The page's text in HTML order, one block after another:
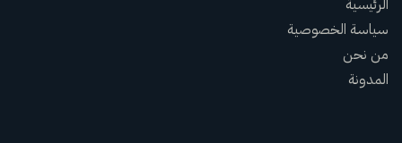
الرئيسية
سياسة الخصوصية
من نحن
المدونة